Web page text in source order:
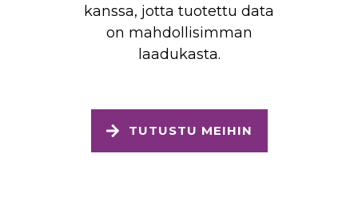
kanssa, jotta tuotettu data
on mahdollisimman
laadukasta.
TUTUSTU MEIHIN